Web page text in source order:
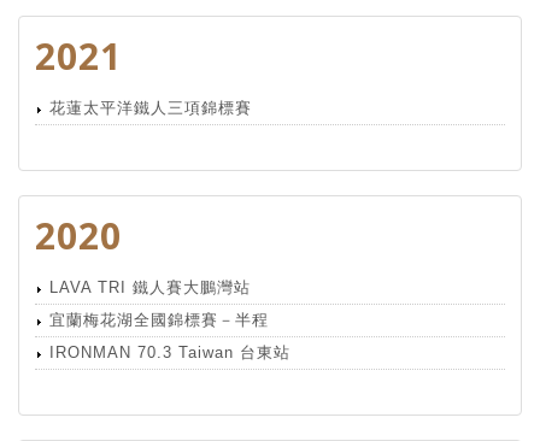
2021
花蓮太平洋鐵人三項錦標賽
2020
LAVA TRI 鐵人賽大鵬灣站
宜蘭梅花湖全國錦標賽－半程
IRONMAN 70.3 Taiwan 台東站